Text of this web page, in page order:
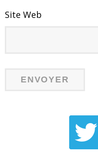
Site Web